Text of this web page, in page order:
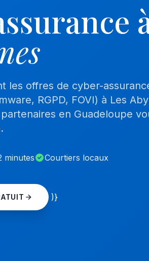
les offres de cyber-
RGPD, FOVI) à Les
en Guadeloupe
minutes Courtiers locaux
)}